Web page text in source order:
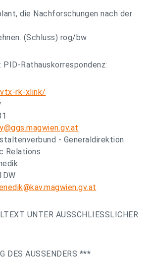
die Nachforschungen nach der
(Schluss) rog/bw
PID-Rathauskorrespondenz:
rk-xlink/
- Generaldirektion
Relations
UNTER AUSSCHLIESSLICHER
DES AUSSENDERS ***